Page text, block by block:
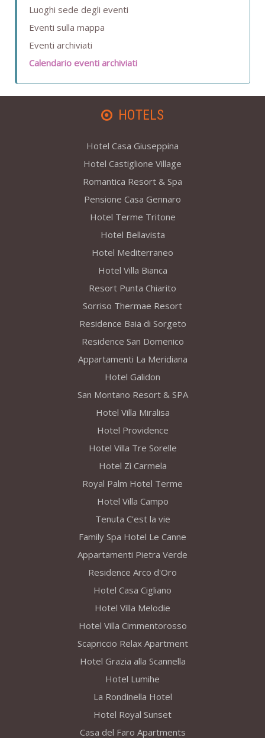
Luoghi sede degli eventi
Eventi sulla mappa
Eventi archiviati
Calendario eventi archiviati
HOTELS
Hotel Casa Giuseppina
Hotel Castiglione Village
Romantica Resort & Spa
Pensione Casa Gennaro
Hotel Terme Tritone
Hotel Bellavista
Hotel Mediterraneo
Hotel Villa Bianca
Resort Punta Chiarito
Sorriso Thermae Resort
Residence Baia di Sorgeto
Residence San Domenico
Appartamenti La Meridiana
Hotel Galidon
San Montano Resort & SPA
Hotel Villa Miralisa
Hotel Providence
Hotel Villa Tre Sorelle
Hotel Zì Carmela
Royal Palm Hotel Terme
Hotel Villa Campo
Tenuta C'est la vie
Family Spa Hotel Le Canne
Appartamenti Pietra Verde
Residence Arco d'Oro
Hotel Casa Cigliano
Hotel Villa Melodie
Hotel Villa Cimmentorosso
Scapriccio Relax Apartment
Hotel Grazia alla Scannella
Hotel Lumihe
La Rondinella Hotel
Hotel Royal Sunset
Casa del Faro Apartments